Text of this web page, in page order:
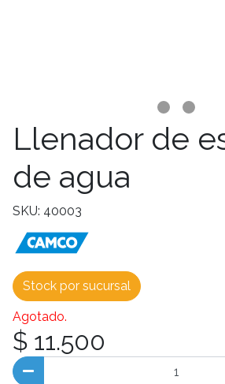
Llenador de
de agua
SKU: 40003
Stock por sucursal
Agotado.
$ 11.500